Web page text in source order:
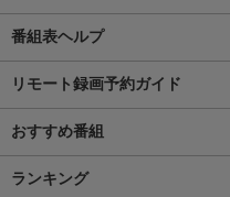
番組表ヘルプ
リモート録画予約ガイド
おすすめ番組
ランキング